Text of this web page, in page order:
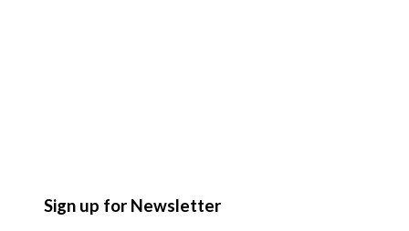
Sign up for Newsletter